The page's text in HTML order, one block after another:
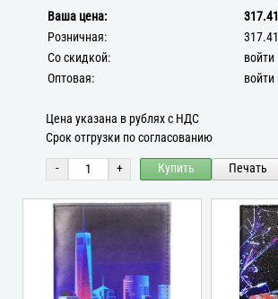
Ваша цена:
317.41
Розничная:
317.41
Со скидкой:
войти
Оптовая:
войти
Цена указана в рублях с НДС
Срок отгрузки по согласованию
- + Купить Печать